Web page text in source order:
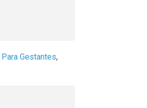
Para Gestantes,